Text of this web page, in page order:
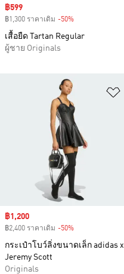
Sale price
฿599
฿1,300 ราคาเดิม -50%
เสื้อยืด Tartan Regular
ผู้ชาย Originals
Sale price
฿1,200
฿2,400 ราคาเดิม -50%
กระเป๋าโบว์ลิ่งขนาดเล็ก adidas x
Jeremy Scott
Originals